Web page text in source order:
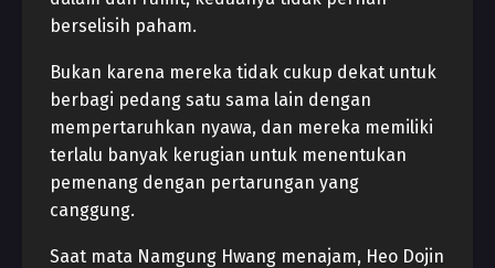
berselisih paham.
Bukan karena mereka tidak cukup dekat untuk
berbagi pedang satu sama lain dengan
mempertaruhkan nyawa, dan mereka memiliki
terlalu banyak kerugian untuk menentukan
pemenang dengan pertarungan yang
canggung.
Saat mata Namgung Hwang menajam, Heo Dojin